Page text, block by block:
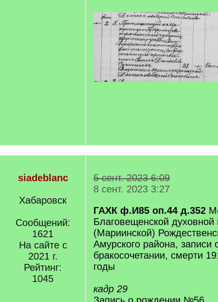
siadeblanc
Хабаровск
Сообщений:
1621
На сайте с
2021 г.
Рейтинг:
1045
5 сент. 2023 6:09
8 сент. 2023 3:27
ГАХК ф.И85 оп.44 д.352
Благовещенской духовной
(Мариинской)
Амурского района, записи
бракосочетании, смерти
годы
кадр 29